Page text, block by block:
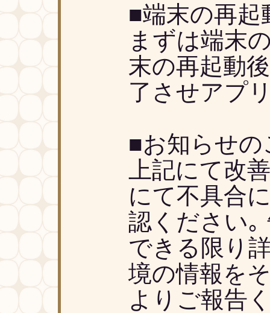
■端末の再起
まずは端末
末の再起動
了させアプ
■お知らせの
上記にて改
にて不具合
認ください｡
できる限り
境の情報を
よりご報告